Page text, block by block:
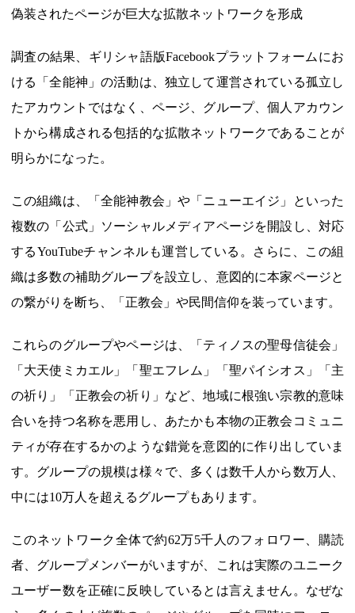
偽装されたページが巨大な拡散ネットワークを形成
調査の結果、ギリシャ語版Facebookプラットフォームにお
ける「全能神」の活動は、独立して運営されている孤立し
たアカウントではなく、ページ、グループ、個人アカウン
トから構成される包括的な拡散ネットワークであることが
明らかになった。
この組織は、「全能神教会」や「ニューエイジ」といった
複数の「公式」ソーシャルメディアページを開設し、対応
するYouTubeチャンネルも運営している。さらに、この組
織は多数の補助グループを設立し、意図的に本家ページと
の繋がりを断ち、「正教会」や民間信仰を装っています。
これらのグループやページは、「ティノスの聖母信徒会」
「大天使ミカエル」「聖エフレム」「聖パイシオス」「主
の祈り」「正教会の祈り」など、地域に根強い宗教的意味
合いを持つ名称を悪用し、あたかも本物の正教会コミュニ
ティが存在するかのような錯覚を意図的に作り出していま
す。グループの規模は様々で、多くは数千人から数万人、
中には10万人を超えるグループもあります。
このネットワーク全体で約62万5千人のフォロワー、購読
者、グループメンバーがいますが、これは実際のユニーク
ユーザー数を正確に反映しているとは言えません。なぜな